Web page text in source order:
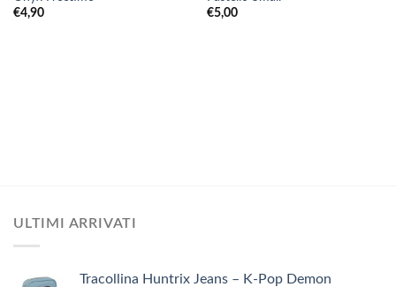
€4,90
€5,00
ULTIMI ARRIVATI
Tracollina Huntrix Jeans – K-Pop Demon